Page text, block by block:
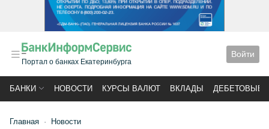
Портал о банках Екатеринбурга
Войти
БАНКИ НОВОСТИ КУРСЫ ВАЛЮТ ВКЛАДЫ ДЕБЕТОВЫЕ
Главная Новости